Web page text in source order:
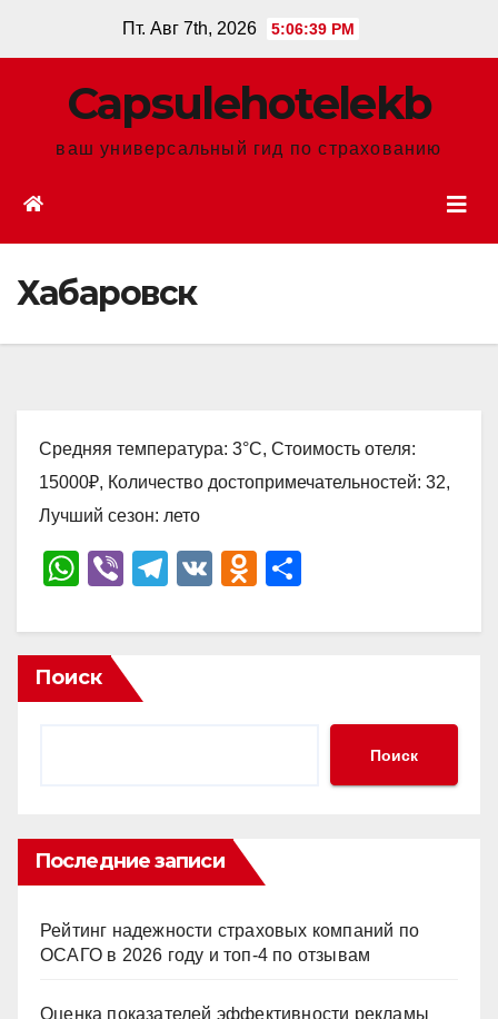
Пт. Авг 7th, 2026 5:06:40 PM
Сapsulehotelekb
ваш универсальный гид по страхованию
Хабаровск
Средняя температура: 3°C, Стоимость отеля:
15000₽, Количество достопримечательностей: 32,
Лучший сезон: лето
W
at
s
A
Vi
er
T
e
V
O
n
р
ть
Поиск
Поиск
Последние записи
Рейтинг надежности страховых компаний по
ОСАГО в 2026 году и топ-4 по отзывам
Оценка показателей эффективности рекламы